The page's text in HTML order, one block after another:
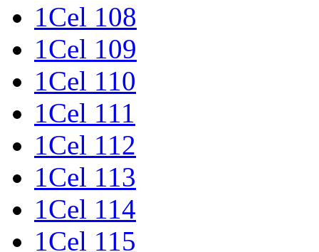
1Cel 108
1Cel 109
1Cel 110
1Cel 111
1Cel 112
1Cel 113
1Cel 114
1Cel 115